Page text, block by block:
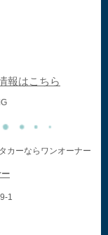
報はこちら
カーならワンオーナー
ー
1